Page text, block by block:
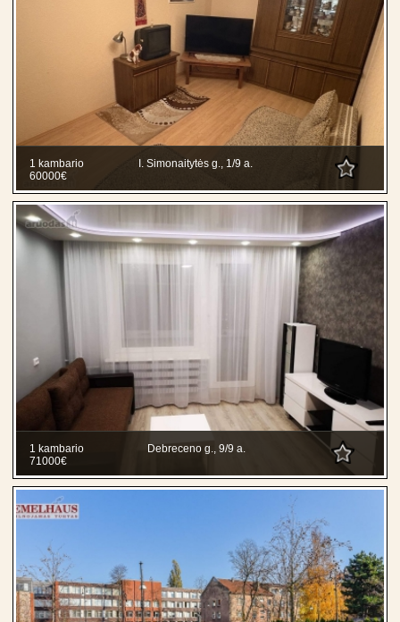
1 kambario
I. Simonaitytės g., 1/9 a.
60000€
1 kambario
Debreceno g., 9/9 a.
71000€